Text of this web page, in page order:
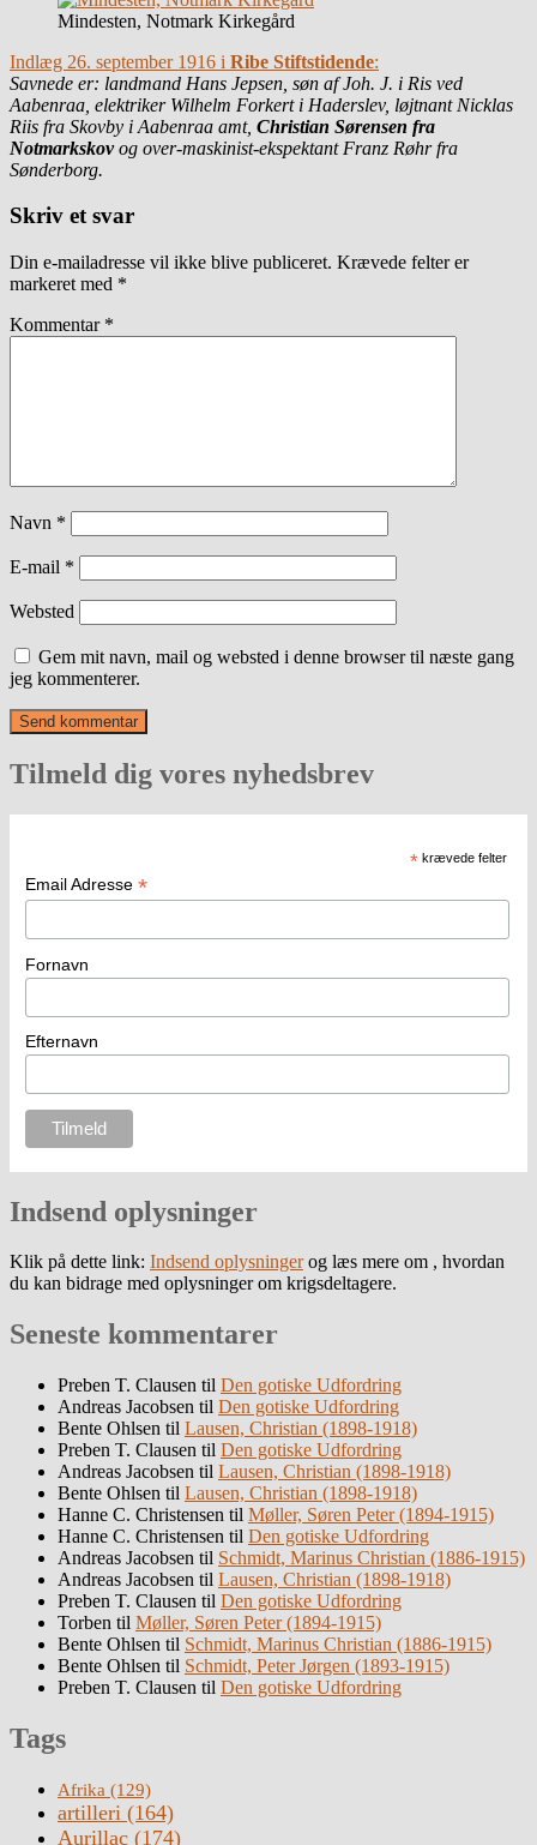
Mindesten, Notmark Kirkegård
Indlæg 26. september 1916 i Ribe Stiftstidende:
Savnede er: landmand Hans Jepsen, søn af Joh. J. i Ris ved
Aabenraa, elektriker Wilhelm Forkert i Haderslev, løjtnant Nicklas
Riis fra Skovby i Aabenraa amt, Christian Sørensen fra
Notmarkskovog over-maskinist-ekspektant Franz Røhr fra
Sønderborg.
Skriv et svar
Din e-mailadresse vil ikke blive publiceret. Krævede felter er
markeret med *
Kommentar *
Navn *
E-mail *
Websted
Gem mit navn, mail og websted i denne browser til næste gang
jeg kommenterer.
Tilmeld dig vores nyhedsbrev
* krævede felter
Email Adresse *
Fornavn
Efternavn
Indsend oplysninger
Klik på dette link: Indsend oplysningerog læs mere om , hvordan
du kan bidrage med oplysninger om krigsdeltagere.
Seneste kommentarer
Preben T. Clausen til Den gotiske Udfordring
Andreas Jacobsen til Den gotiske Udfordring
Bente Ohlsen til Lausen, Christian (1898-1918)
Preben T. Clausen til Den gotiske Udfordring
Andreas Jacobsen til Lausen, Christian (1898-1918)
Bente Ohlsen til Lausen, Christian (1898-1918)
Hanne C. Christensen til Møller, Søren Peter (1894-1915)
Hanne C. Christensen til Den gotiske Udfordring
Andreas Jacobsen til Schmidt, Marinus Christian (1886-1915)
Andreas Jacobsen til Lausen, Christian (1898-1918)
Preben T. Clausen til Den gotiske Udfordring
Torben til Møller, Søren Peter (1894-1915)
Bente Ohlsen til Schmidt, Marinus Christian (1886-1915)
Bente Ohlsen til Schmidt, Peter Jørgen (1893-1915)
Preben T. Clausen til Den gotiske Udfordring
Tags
Afrika (129)
artilleri (164)
Aurillac (174)